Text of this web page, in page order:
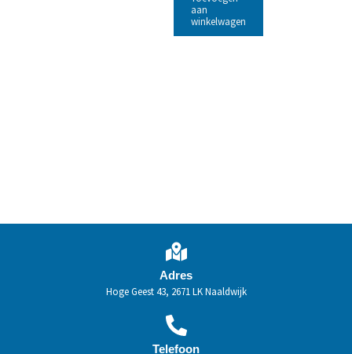
aan
winkelwagen
Adres
Hoge Geest 43, 2671 LK Naaldwijk
Telefoon